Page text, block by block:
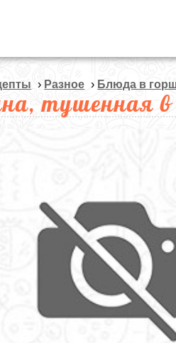
› Разное › Блюда в
тушенная в